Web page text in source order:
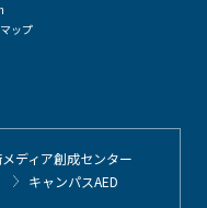
ップ
ディア創成センター
キャンパスAED